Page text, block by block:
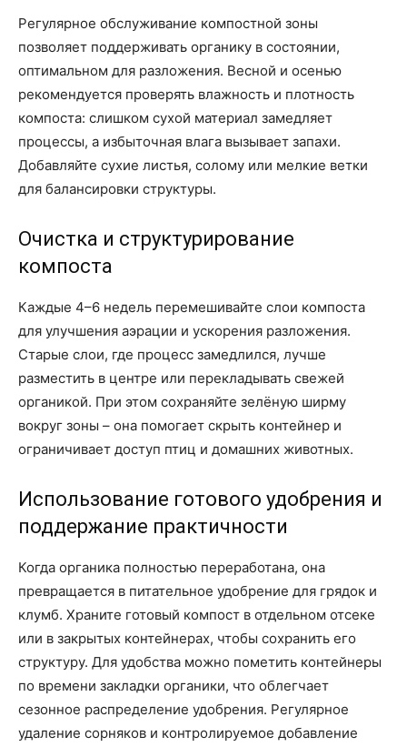
Регулярное обслуживание компостной зоны
позволяет поддерживать органику в состоянии,
оптимальном для разложения. Весной и осенью
рекомендуется проверять влажность и плотность
компоста: слишком сухой материал замедляет
процессы, а избыточная влага вызывает запахи.
Добавляйте сухие листья, солому или мелкие ветки
для балансировки структуры.
Очистка и структурирование
компоста
Каждые 4–6 недель перемешивайте слои компоста
для улучшения аэрации и ускорения разложения.
Старые слои, где процесс замедлился, лучше
разместить в центре или перекладывать свежей
органикой. При этом сохраняйте зелёную ширму
вокруг зоны – она помогает скрыть контейнер и
ограничивает доступ птиц и домашних животных.
Использование готового удобрения и
поддержание практичности
Когда органика полностью переработана, она
превращается в питательное удобрение для грядок и
клумб. Храните готовый компост в отдельном отсеке
или в закрытых контейнерах, чтобы сохранить его
структуру. Для удобства можно пометить контейнеры
по времени закладки органики, что облегчает
сезонное распределение удобрения. Регулярное
удаление сорняков и контролируемое добавление